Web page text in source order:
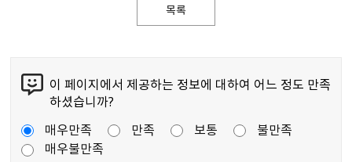
목록
이 페이지에서 제공하는 정보에 대하여 어느 정도 만족
하셨습니까?
매우만족
만족 보통
불만족
매우불만족